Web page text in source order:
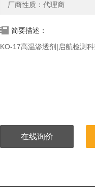
厂商性质：代理商
简要描述：
KO-17高温渗透剂|启航检测
在线询价